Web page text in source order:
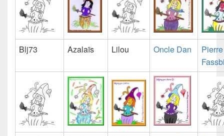
Blj73 Azalaïs Lilou Oncle Dan
Pierre